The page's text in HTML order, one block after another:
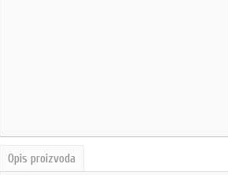
Opis proizvoda